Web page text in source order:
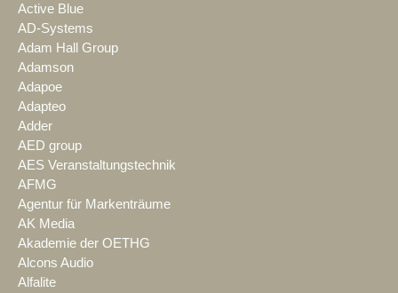
Active Blue
AD-Systems
Adam Hall Group
Adamson
Adapoe
Adapteo
Adder
AED group
AES Veranstaltungstechnik
AFMG
Agentur für Markenträume
AK Media
Akademie der OETHG
Alcons Audio
Alfalite